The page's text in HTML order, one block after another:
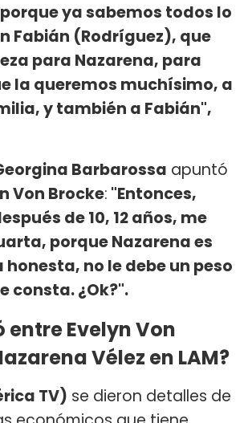
ya sabemos todos lo
Fabián (Rodríguez), que
para Nazarena, para
la queremos muchísimo, a
y también a Fabián",
Barbarossa apuntó
Von Brocke: "Entonces,
de 10, 12 años, me
porque Nazarena es
honesta, no le debe un peso
consta. ¿Ok?".
entre Evelyn Von
Vélez en LAM?
TV) se dieron detalles de